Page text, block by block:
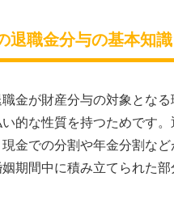
退職金分与の基本知識
金が財産分与の対象とな
的な性質を持つためです
現金での分割や年金分割な
期間中に積み立てられた